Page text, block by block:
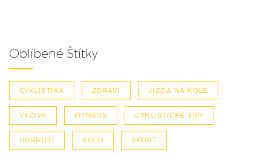
Oblíbené Štítky
CYKLISTIKA ZDRAVÍ JÍZDA NA KOLE
VÝŽIVA FITNESS CYKLISTICKÉ TIPY
HUBNUTÍ KOLO SPORT